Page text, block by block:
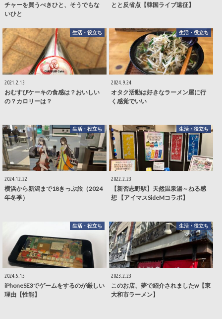
チャーを買うべきひと、そうでもな
いひと
とと反省点【韓国ライブ遠征】
生活・役立ち
2021.2.13
おむすびケーキの食感は？おいしい
の？カロリーは？
生活・役立ち
2024.9.24
オタク活動は好きなラーメン屋に行
く感覚でいい
生活・役立ち
2024.12.22
横浜から新潟まで18きっぷ旅（2024
年冬季）
生活・役立ち
2022.2.23
【新習志野駅】天然温泉湯～ねる感
想 【アイマスSideMコラボ】
生活・役立ち
2024.5.15
iPhoneSE3でゲームをするのが厳しい
理由【性能】
生活・役立ち
2023.2.23
このお店、夢で紹介されましたw【東
大和市ラーメン】